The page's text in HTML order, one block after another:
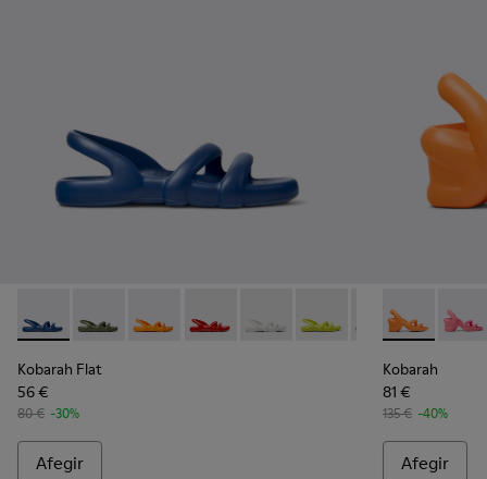
Kobarah Flat - K100957-021 - Sandàlies sintètiques blaves
Kobarah Flat - K100957-018 - Sandàlies sintètiques
Kobarah Flat - K100957-017 - Sandàlies
Kobarah Flat - K100957-015 -
Kobarah Flat - K100957-013 -
Kobarah Flat -Kobarah Flat -
Kobarah
Kobarah Flat
56 €
80 € -30%
Afegir
Kobarah -
Kobarah
81 €
135 € -40%
Afegir